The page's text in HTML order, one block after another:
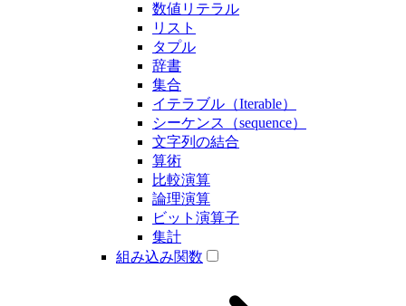
数値リテラル
リスト
タプル
辞書
集合
イテラブル（Iterable）
シーケンス（sequence）
文字列の結合
算術
比較演算
論理演算
ビット演算子
集計
組み込み関数